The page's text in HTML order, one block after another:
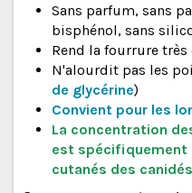
Sans parfum, sans
bisphénol, sans
Rend la fourrure très
N'alourdit pas les
de glycérine)
Convient pour les
La concentration
est spécifiquement
cutanés des